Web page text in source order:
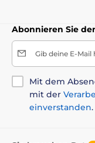
Abonnieren Sie
Gib deine E-Mail
Mit dem
mit der
einverstanden.